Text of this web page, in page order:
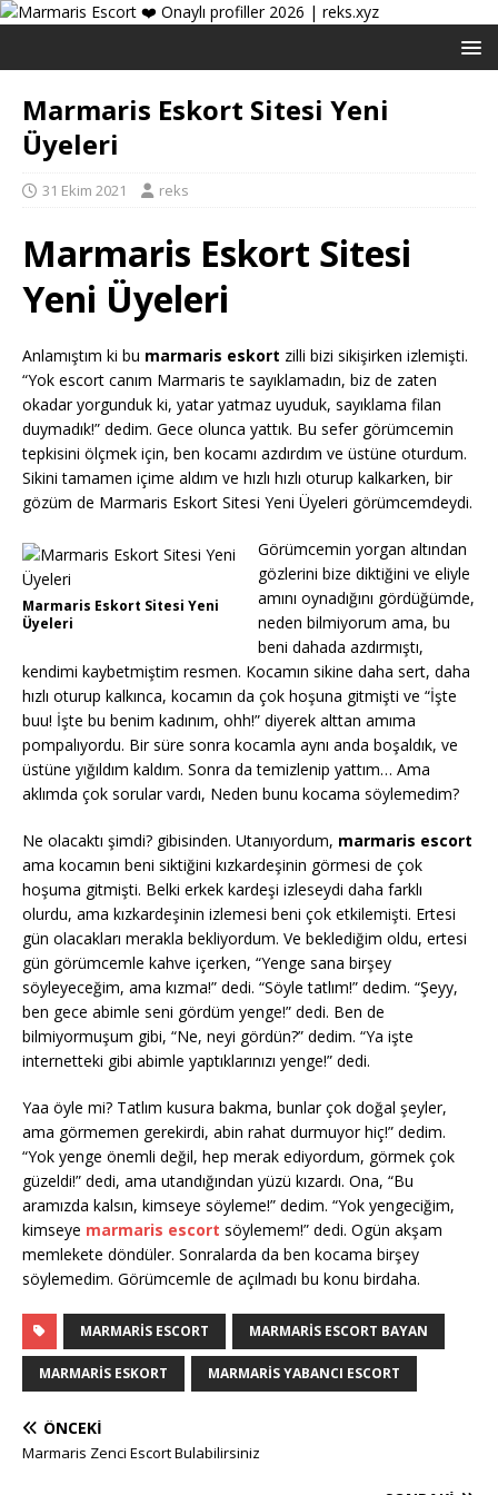
Marmaris Eskort Sitesi Yeni
Üyeleri
31 Ekim 2021 reks
Marmaris Eskort Sitesi
Yeni Üyeleri
Anlamıştım ki bu marmaris eskort zilli bizi sikişirken izlemişti.
“Yok escort canım Marmaris te sayıklamadın, biz de zaten
okadar yorgunduk ki, yatar yatmaz uyuduk, sayıklama filan
duymadık!” dedim. Gece olunca yattık. Bu sefer görümcemin
tepkisini ölçmek için, ben kocamı azdırdım ve üstüne oturdum.
Sikini tamamen içime aldım ve hızlı hızlı oturup kalkarken, bir
gözüm de Marmaris Eskort Sitesi Yeni Üyeleri görümcemdeydi.
Marmaris Eskort Sitesi Yeni
Üyeleri
Görümcemin yorgan altından
gözlerini bize diktiğini ve eliyle
amını oynadığını gördüğümde,
neden bilmiyorum ama, bu
beni dahada azdırmıştı,
kendimi kaybetmiştim resmen. Kocamın sikine daha sert, daha
hızlı oturup kalkınca, kocamın da çok hoşuna gitmişti ve “İşte
buu! İşte bu benim kadınım, ohh!” diyerek alttan amıma
pompalıyordu. Bir süre sonra kocamla aynı anda boşaldık, ve
üstüne yığıldım kaldım. Sonra da temizlenip yattım… Ama
aklımda çok sorular vardı, Neden bunu kocama söylemedim?
Ne olacaktı şimdi? gibisinden. Utanıyordum, marmaris escort
ama kocamın beni siktiğini kızkardeşinin görmesi de çok
hoşuma gitmişti. Belki erkek kardeşi izleseydi daha farklı
olurdu, ama kızkardeşinin izlemesi beni çok etkilemişti. Ertesi
gün olacakları merakla bekliyordum. Ve beklediğim oldu, ertesi
gün görümcemle kahve içerken, “Yenge sana birşey
söyleyeceğim, ama kızma!” dedi. “Söyle tatlım!” dedim. “Şeyy,
ben gece abimle seni gördüm yenge!” dedi. Ben de
bilmiyormuşum gibi, “Ne, neyi gördün?” dedim. “Ya işte
internetteki gibi abimle yaptıklarınızı yenge!” dedi.
Yaa öyle mi? Tatlım kusura bakma, bunlar çok doğal şeyler,
ama görmemen gerekirdi, abin rahat durmuyor hiç!” dedim.
“Yok yenge önemli değil, hep merak ediyordum, görmek çok
güzeldi!” dedi, ama utandığından yüzü kızardı. Ona, “Bu
aramızda kalsın, kimseye söyleme!” dedim. “Yok yengeciğim,
kimseye marmaris escort söylemem!” dedi. Ogün akşam
memlekete döndüler. Sonralarda da ben kocama birşey
söylemedim. Görümcemle de açılmadı bu konu birdaha.
MARMARIS ESCORT MARMARIS ESCORT BAYAN
MARMARIS ESKORT MARMARIS YABANCI ESCORT
ÖNCEKI
Marmaris Zenci Escort Bulabilirsiniz